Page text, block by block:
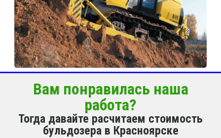
Вам понравилась наша
работа?
Тогда давайте расчитаем стоимость
бульдозера в Красноярске